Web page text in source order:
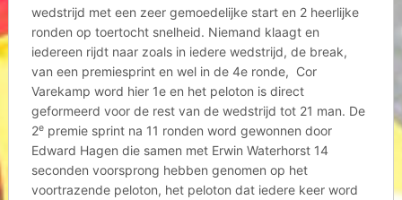
wedstrijd met een zeer gemoedelijke start en 2 heerlijke
ronden op toertocht snelheid. Niemand klaagt en
iedereen rijdt naar zoals in iedere wedstrijd, de break,
van een premiesprint en wel in de 4e ronde, Cor
Varekamp word hier 1e en het peloton is direct
geformeerd voor de rest van de wedstrijd tot 21 man. De
2epremie sprint na 11 ronden word gewonnen door
Edward Hagen die samen met Erwin Waterhorst 14
seconden voorsprong hebben genomen op het
voortrazende peloton, het peloton dat iedere keer word